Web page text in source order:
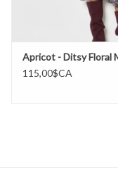
Apricot - Ditsy Floral
115,00$CA